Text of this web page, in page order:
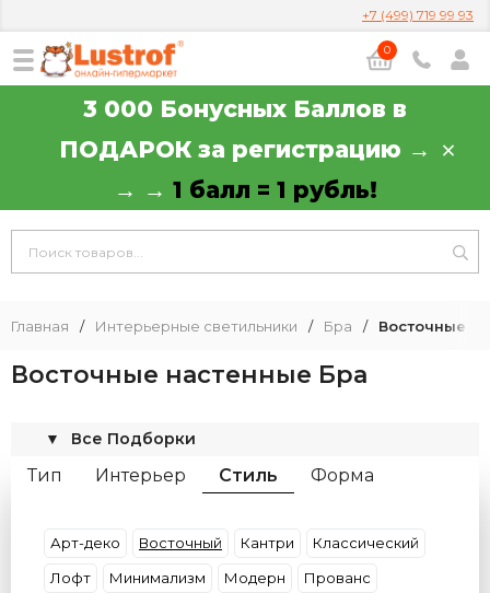
+7 (499) 719 99 93
0
3 000 Бонусных Баллов в
ПОДАРОК за регистрацию →
→ → 1 балл = 1 рубль!
Главная / Интерьерные светильники / Бра / Восточные
Восточные настенные Бра
Все Подборки
▼
Тип Интерьер Стиль
Форма
Размер
Материал (Основание\Плафон)
Бренд
Страны Защита (IP)
Арт-деко Восточный Кантри
Классический
Лофт
Минимализм Модерн
Прованс